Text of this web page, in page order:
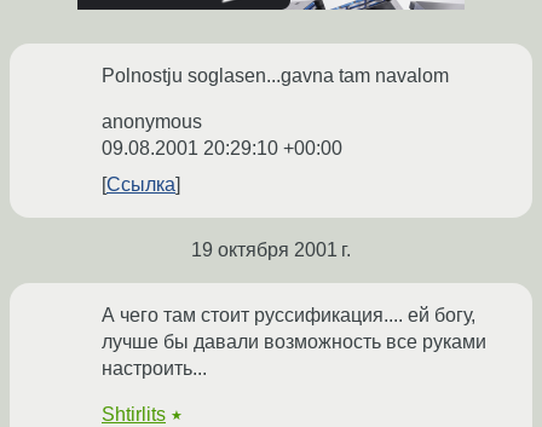
Polnostju soglasen...gavna tam navalom
anonymous
09.08.2001 20:29:10 +00:00
Ссылка
19 октября 2001 г.
А чего там стоит руссификация.... ей богу,
лучше бы давали возможность все руками
настроить...
Shtirlits ★